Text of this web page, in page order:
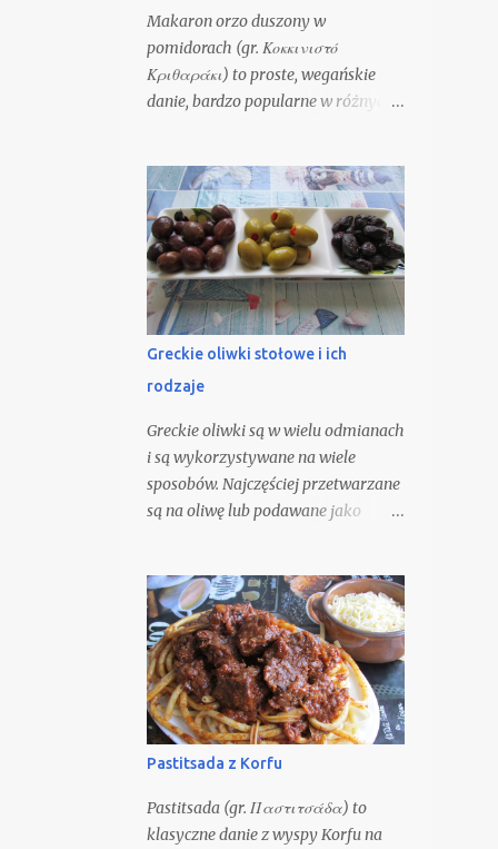
mieszanką orzechów włoskich i
pistacji, nasączonych masłem i
zalanych słodkim syropem. Masło
nie tylko nadaje ciastkom
zarumienić się podczas pieczenia.
Ciastka zalewa się syropem, które w
nie wsiąka. Niekiedy kucharze
dodatkowo polewają
Makaron orzo duszony w
pomidorach (gr. Κοκκινιστό
Κριθαράκι) to proste, wegańskie
danie, bardzo popularne w różnych
zwłaszcza gdy przygotowywane jest
z domowego makaronu i podawane
z kieliszkiem wina, na rozgrzanie.
Można też podawać z oliwkami,
kawałkiem fety, posypane zieleniną.
W niektórych miejscach
przygotowują ten makaron w
można wykorzystać gotowy
makaron, kupowany w sklepach. O
jakości tego dania i tak decydują
pomidory.
Greckie oliwki stołowe i ich
rodzaje
Greckie oliwki są w wielu odmianach
i są wykorzystywane na wiele
sposobów. Najczęściej przetwarzane
są na oliwę lub podawane jako
wielkości i barwy są nieodłącznym
elementem greckich dań. Owoce
oliwki mają średnią masę 2-12 g, są
owalne i zawierają wewnątrz
pojedynczą pestkę. Skórka może
przybierać różną barwę: od zielonej
do czarnej, w zależności od stopnia
Pastitsada z Korfu
Pastitsada (gr. Παστιτσάδα) to
klasyczne danie z wyspy Korfu na